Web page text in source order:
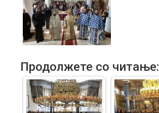
Продолжете со читање: